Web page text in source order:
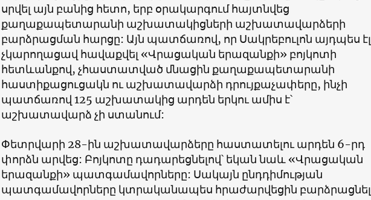
սրվել այն բանից հետո, երբ օրակարգում հայտնվեց
քաղաքապետարանի աշխատակիցների աշխատավարձերի
բարձրացման հարցը: Այն պատճառով, որ Սակրեբուլոն այդպես էլ
չկարողացավ հավաքվել «Վրացական երազանքի» բոյկոտի
հետևանքով, չհաստատված մնացին քաղաքապետարանի
հաստիքացուցակն ու աշխատավարձի դրույքաչափերը, ինչի
պատճառով 125 աշխատակից արդեն երկու ամիս է՝
աշխատավարձ չի ստանում:
Փետրվարի 28-ին աշխատավարձերը հաստատելու արդեն 6-րդ
փորձն արվեց: Բոյկոտը դադարեցնելով՝ եկան նաև «Վրացական
երազանքի» պատգամավորները: Սակայն ընդդիմության
պատգամավորները կտրականապես հրաժարվեցին բարձրացնել